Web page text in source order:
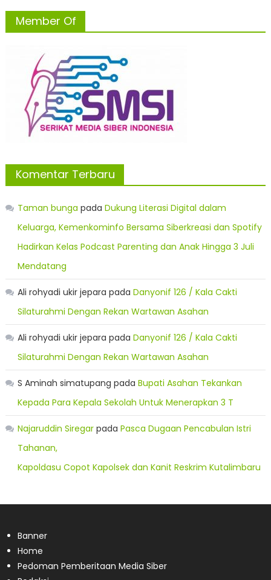
Member Of
Komentar Terbaru
Taman bunga pada Dukung Literasi Digital dalam
Keluarga, Kemenkominfo Bersama Siberkreasi dan Spotify
Hadirkan Kelas Podcast Parenting dan Anak Hingga 3 Juli
Mendatang
Ali rohyadi ukir jepara pada Danyonif 126 / Kala Cakti
Silaturahmi Dengan Rekan Wartawan Asahan
Ali rohyadi ukir jepara pada Danyonif 126 / Kala Cakti
Silaturahmi Dengan Rekan Wartawan Asahan
S Aminah simatupang pada Bupati Asahan Tekankan
Kepada Para Kepala Sekolah Untuk Menerapkan 3 T
Najaruddin Siregarpada Pasca Dugaan Pencabulan Istri
Tahanan,
Kapoldasu Copot Kapolsek dan Kanit Reskrim Kutalimbaru
Banner
Home
Pedoman Pemberitaan Media Siber